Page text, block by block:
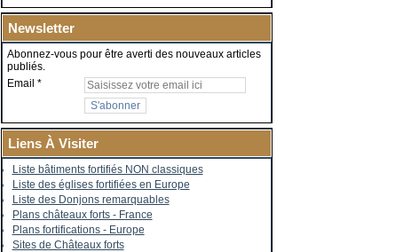
Newsletter
Abonnez-vous pour être averti des nouveaux articles
publiés.
Email
Liens À Visiter
Liste bâtiments fortifiés NON classiques
Liste des églises fortifiées en Europe
Liste des Donjons remarquables
Plans châteaux forts - France
Plans fortifications - Europe
Sites de Châteaux forts